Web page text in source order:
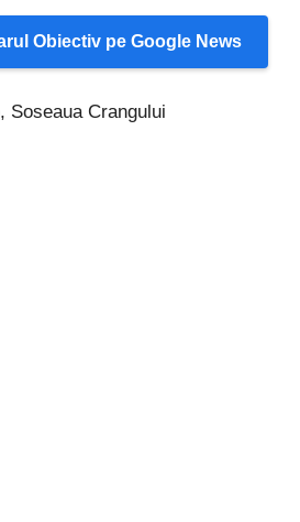
Obiectiv pe Google News
Soseaua Crangului